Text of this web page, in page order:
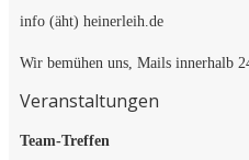
info (äht) heinerleih.de
Wir bemühen uns, Mails innerhalb
Veranstaltungen
Team-Treffen